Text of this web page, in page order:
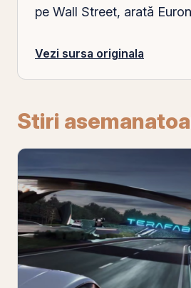
pe Wall Street, arată
Vezi sursa originala
Stiri